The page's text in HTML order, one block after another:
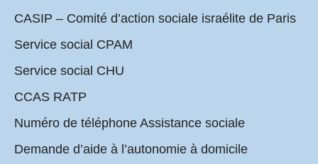
CASIP – Comité d’action sociale israélite de Paris
Service social CPAM
Service social CHU
CCAS RATP
Numéro de téléphone Assistance sociale
Demande d’aide à l’autonomie à domicile